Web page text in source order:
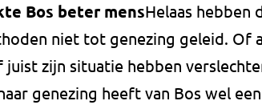
Bos beter mensHelaas hebben
niet tot genezing geleid. Of
juist zijn situatie hebben
genezing heeft van Bos wel